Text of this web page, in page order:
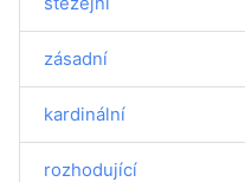
zásadní
kardinální
rozhodující